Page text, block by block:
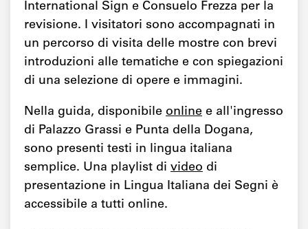
International Sign e Consuelo Frezza per la
revisione. I visitatori sono accompagnati in
un percorso di visita delle mostre con brevi
introduzioni alle tematiche e con spiegazioni
di una selezione di opere e immagini.
Nella guida, disponibile online e all'ingresso
di Palazzo Grassi e Punta della Dogana,
sono presenti testi in lingua italiana
semplice. Una playlist di video di
presentazione in Lingua Italiana dei Segni è
accessibile a tutti online.